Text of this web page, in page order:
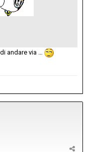
andare via …